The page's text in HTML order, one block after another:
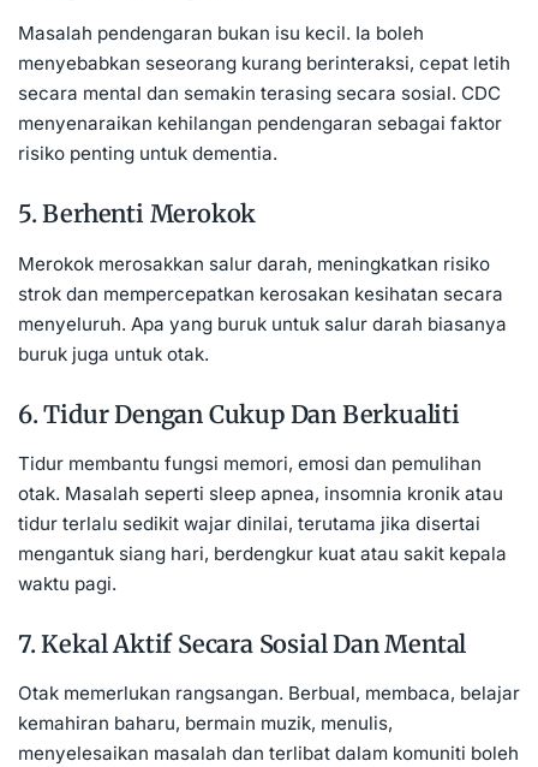
Masalah pendengaran bukan isu kecil. Ia boleh
menyebabkan seseorang kurang berinteraksi, cepat letih
secara mental dan semakin terasing secara sosial. CDC
menyenaraikan kehilangan pendengaran sebagai faktor
risiko penting untuk dementia.
5. Berhenti Merokok
Merokok merosakkan salur darah, meningkatkan risiko
strok dan mempercepatkan kerosakan kesihatan secara
menyeluruh. Apa yang buruk untuk salur darah biasanya
buruk juga untuk otak.
6. Tidur Dengan Cukup Dan Berkualiti
Tidur membantu fungsi memori, emosi dan pemulihan
otak. Masalah seperti sleep apnea, insomnia kronik atau
tidur terlalu sedikit wajar dinilai, terutama jika disertai
mengantuk siang hari, berdengkur kuat atau sakit kepala
waktu pagi.
7. Kekal Aktif Secara Sosial Dan Mental
Otak memerlukan rangsangan. Berbual, membaca, belajar
kemahiran baharu, bermain muzik, menulis,
menyelesaikan masalah dan terlibat dalam komuniti boleh